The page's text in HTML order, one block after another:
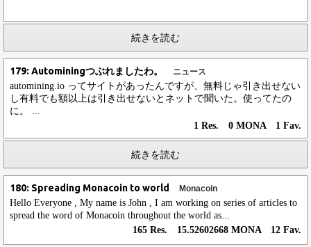
続きを読む
179: Autominingつぶれましたわ。 ニュース
automining.io ってサイトがあったんですが、無料じゃ引き出せない
し有料でも額以上は引き出せないとネットで聞いた。使ってたの
に。 ...
1 Res. 0 MONA 1 Fav.
続きを読む
180: Spreading Monacoin to world Monacoin
Hello Everyone , My name is John , I am working on series of articles to
spread the word of Monacoin throughout the world as...
165 Res. 15.52602668 MONA 12 Fav.